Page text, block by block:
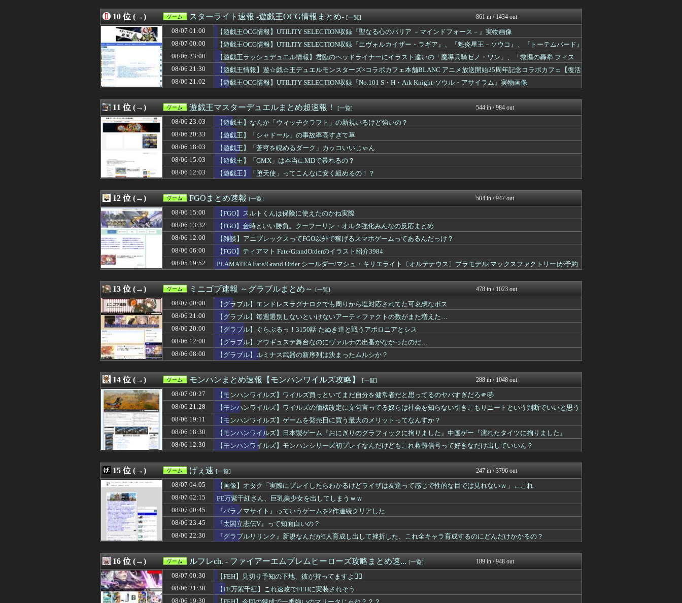
08/06 18:45
スクエニ、「令和8年熊本地震」への支援として、義援金3000万円の寄付を発表。...
馬鳥速報
08/06 18:45
【悲報】コレコレ、月収1億円ｗｗｗそりゃ外出るのにボディガードつけるわ…
ゲーム魔人
08/06 18:37
【ウマ娘】タキオン、このソース食べても大丈夫なやつ？
ウマ娘うまぴょい速報
08/06 18:30
【ウマ娘】嫁さんという言葉が似合うウマ娘
ゴルシch.｜ウマ娘まとめ...
08/06 18:30
【FEH】温泉超英雄「双界マルス・ルキナ」「魔器ルフレ女」「クロム」「シーダ」...
ルフレch. - ファイア...
08/06 18:30
【モンハンワイルズ】日本製ゲーム『おにぎりのグラフィックに拘りました』中国ゲー...
モンハンまとめ速報【モンハ...
08/06 18:28
【FF14】8月7日に「Switch2版でコンテンツ内でデータロードに時間を要...
馬鳥速報
08/06 18:03
【遊戯王】「蒼穹を睨めるダーク」カッコいいじゃん
遊戯王マスターデュエルまと...
08/06 18:01
【ウマ娘】デュランダルってもしかして欠点がないのでは…？
うまぴょいチャンネル -ウ...
08/06 18:00
『みんなのGOLF WORLD』、改善に向けてアプデ計画公表
ゆるゲーマー遅報
08/06 18:00
賛否両論の『みんなのGOLF WORLD』、改善に向けてアプデ計画公表
Y速報
08/06 18:00
【艦これ】授業中に居眠りふぶき 他
08/06 18:00
【艦これ】推し旅って結局何するイベントなの
東方文化帖
2ch東方スレ観測所
【FF14】朗報！暗転演出で難しいと言われていたSwitch2版のWoL討滅戦...
08/06 17:11
【遊戯王OCG情報】UTILITY SELECTION収録『海晶乙女コーラルア...
08/06 17:05
【ウマ娘】LA公演ツアー、キャンセルが出たので２次募集開始！サンタアニタパーク...
08/06 17:00
【艦これ】今から提督に着任するなら皆吹雪初期艦なんだろうか
あ艦これ ～艦隊これくしょ...
08/06 16:47
【速報】堂本光一さん、左目のコンタクトが曇ってしまったため急遽ステージ上で洗う...
スマブラ屋さん | スマブ...
08/06 16:45
【画像】ポリコレ卒業のカプコン、スト6に可愛すぎるフィリピン人キャラ実装！
ゲーム魔人
08/06 16:30
60年代のクラシックマシンで山道を駆け上がるヒルクライムレース『Classic...
08/06 16:30
モンハンワイルズSwitch2版、40fpsと判明
08/06 16:08
【ウマ娘】新しい家族が生えてくる可能性は全然あるからな
ウマ娘まとめ超速報！
08/06 16:00
【ウマ娘】ポッケにドンキのペラコスでファッションショーしてほしい…
パカ娘速報！！ウマ娘まとめ...
08/06 16:00
『ほの暮しの庭』買おうか迷ってるけどボリュームはどんなもんなんだろう？
08/06 15:03
【遊戯王】「GMX」は本当にMDで暴れるの？
遊戯王マスターデュエルまと...
08/06 15:01
ダンジョン探索×店舗経営のローグライクアクションRPG続編『Moonlight...
PlaySphere | ...
08/06 15:00
【艦これ＆一般】ふるさと納税は熊本に全ツッパするでち！
艦これ速報 艦隊これくしょ...
08/06 15:00
マジック・ザ・ギャザリングが日本で流行らなかった理由ってなんなの？
Y速報
08/06 15:00
【FF14】新髪型「ブレイドバン」のエレゼン女性が美しすぎると話題に
08/06 15:00
【東方】怨霊にナメられてるこいしちゃん可愛いよね
08/06 15:00
【FGO】スルトくんは保険に使えたのかね実際
FGOまとめ速報
08/06 14:30
【ウマ娘】ヴェルサイユリゾートファームにローズキングダムのパネルが到着
ウマ娘うまぴょい速報
08/06 14:25
【画像】ホロライブ新作ソシャゲ、またえちえち水着ガチャｗｗ
08/06 14:00
すごいねアーティチョーク。食うところが全然ねえ…！
08/06 13:43
【まどマギ】ほむリリィも顔の上半分無かったけど、これって何かの伏線だったりする...
まどドラまとめ速報 魔法少...
08/06 13:32
【FGO】金時といい勝負。クーフーリン・オルタ強化みんなの反応まとめ
FGOまとめ速報
08/06 13:30
究極の8bit新作シューティングゲーム 『超翼戦騎エスティーク』8/6本日リリ...
PlaySphere | ...
08/06 13:30
サンドパンとかいう可愛さとかっこよさを兼ね備えたやつ
アルセウス速報＠ポケモンま...
08/06 12:47
卒制で作った旧帝国ホテルですが、投稿後すぐ帝国ホテルから連絡があり・・・・・
スマブラ屋さん | スマブ...
08/06 12:30
【原神】シンプルにモラが無い モラっていくら常に所持しておくべき？
原神速報 | GENSHI...
08/06 12:30
【FE万紫千紅】今のところこのリシテアみたいなデカパイ籠手使いが一番見た目好み
ルフレch. - ファイア...
08/06 12:30
【モンハンワイルズ】モンハンシリーズ初プレイなんだけどもこれ救難信号って好きな...
モンハンまとめ速報【モンハ...
08/06 12:19
【FF14怪談話】道中の懲罰房にいたミコッテやララフェル女性たちをヒカセンが助...
馬鳥速報
08/06 12:08
【ウマ娘】ハフバは本当にタクトちゃん来るの？
ウマ娘まとめ超速報！
08/06 12:03
【遊戯王】「堕天使」ってこんなに安く組めるの！？
遊戯王マスターデュエルまと...
08/06 12:01
【ウマ娘】たまにはジョーダンについて語ろう うまぴょいチャンネル -ウ...
10 位 (→) スターライト速報 -遊戯王OCG情報まとめ- [一覧] 861 in / 1434 out
08/07 01:00
【遊戯王OCG情報】UTILITY SELECTION収録『聖なる心のバリア －マインドフォース－』実物画像
08/07 00:00
【遊戯王OCG情報】UTILITY SELECTION収録『エヴォルカイザー・ラギア』、『魁炎星王－ソウコ』、『トーテムバード』
実物画像
08/06 23:00
【遊戯王ラッシュデュエル情報】君臨のヘッドライナーにイラスト違いの「魔導兵騎ゼノ・ワン」、「救惺の轟拳 フィス
ト」が収録決定！
08/06 21:30
【遊戯王情報】遊☆戯☆王デュエルモンスターズ×コラボカフェ本舗BLANC アニメ放送開始25周年記念コラボカフェ【復活
編】開催決定！
08/06 21:02 【遊戯王OCG情報】UTILITY SELECTION収録『No.101 S・H・Ark Knight-ソウル・アサイラム』実物画像
11 位 (→) 遊戯王マスターデュエルまとめ超速報！ [一覧] 544 in / 984 out
08/06 23:03
【遊戯王】なんか「ウィッチクラフト」の新規いるけど強いの？
08/06 20:33
【遊戯王】「シャドール」の事故率高すぎて草
08/06 18:03
【遊戯王】「蒼穹を睨めるダーク」カッコいいじゃん
08/06 15:03
【遊戯王】「GMX」は本当にMDで暴れるの？
08/06 12:03
【遊戯王】「堕天使」ってこんなに安く組めるの！？
12 位 (→) FGOまとめ速報 [一覧] 504 in / 947 out
08/06 15:00
【FGO】スルトくんは保険に使えたのかね実際
08/06 13:32
【FGO】金時といい勝負。クーフーリン・オルタ強化みんなの反応まとめ
08/06 12:00
【雑談】アニプレックスってFGO以外で稼げるスマホゲームってあるんだっけ？
08/06 06:00
【FGO】ティアマト Fate/GrandOrderのイラスト紹介3984
08/05 19:52
PLAMATEA Fate/Grand Order シールダー/マシュ・キリエライト〔オルテナウス〕プラモデル[マックスファクトリー]が予約
13 位 (→) ミニゴブ速報 ～グラブルまとめ～ [一覧] 478 in / 1023 out
08/07 00:00
【グラブル】エンドレスラグナロクでも周りから塩対応されてた可哀想なボス
08/06 21:00
【グラブル】毎週選別しないといけないアーティファクトの数がまた増えた…
08/06 20:00
【グラブル】ぐらぶるっ！3150話 たぬき達と戦うアポロニアとシス
08/06 12:00
【グラブル】アウギュステ舞台なのにヴァルナの出番がなかったのだ…
08/06 08:00
【グラブル】ルミナス武器の新序列は決まったムルシか？
14 位 (→) モンハンまとめ速報【モンハンワイルズ攻略】 [一覧] 288 in / 1048 out
08/07 00:27
【モンハンワイルズ】ワイルズ買っといてまだ自分を健常者だと思ってるのヤバすぎだろ🫵🤣
08/06 21:28
【モンハンワイルズ】ワイルズの価格改定に文句言ってる奴らは社会を知らない引きこもりニートという判断でいいと思う
08/06 19:11
【モンハンワイルズ】ゲームを発売日に買う最大のメリットってなんすか？
08/06 18:30
【モンハンワイルズ】日本製ゲーム『おにぎりのグラフィックに拘りました』中国ゲー『濡れたタイツに拘りました』
08/06 12:30
【モンハンワイルズ】モンハンシリーズ初プレイなんだけどもこれ救難信号って好きなだけ出していいん？
15 位 (→) げぇ速 [一覧] 247 in / 3796 out
08/07 04:05
【画像】オタク「実際にプレイしたらわかるけどライザは友達って感じで性的な目では見れないｗ」←これ
08/07 02:15
FE万紫千紅さん、巨乳美少女を出してしまうｗｗ
08/07 00:45
『パラノマサイト』っていうゲームを2作連続クリアした
08/06 23:45
『太閤立志伝V』って知面白いの？
08/06 22:30
『グラブルリリンク』新規なんだが6人育成し出して挫折した、これ全キャラ育成するのにどんだけかかるの？
16 位 (→) ルフレch. - ファイアーエムブレムヒーローズ攻略まとめ速... [一覧] 189 in / 948 out
08/07 00:30
【FEH】見切り予知の下地、彼が持ってますよ👍🏻
08/06 21:30
【FE万紫千紅】これ速攻でFEHに実装されそう
08/06 19:30